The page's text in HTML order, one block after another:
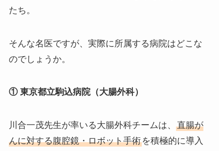
たち。
そんな名医ですが、実際に所属する病院はどこな
のでしょうか。
① 東京都立駒込病院（大腸外科）
川合一茂先生が率いる大腸外科チームは、 直腸が
んに対する腹腔鏡・ロボット手術を積極的に導入